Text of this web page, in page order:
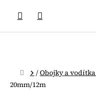
obsah
Domov
/Obojky a vodítka
20mm/12m